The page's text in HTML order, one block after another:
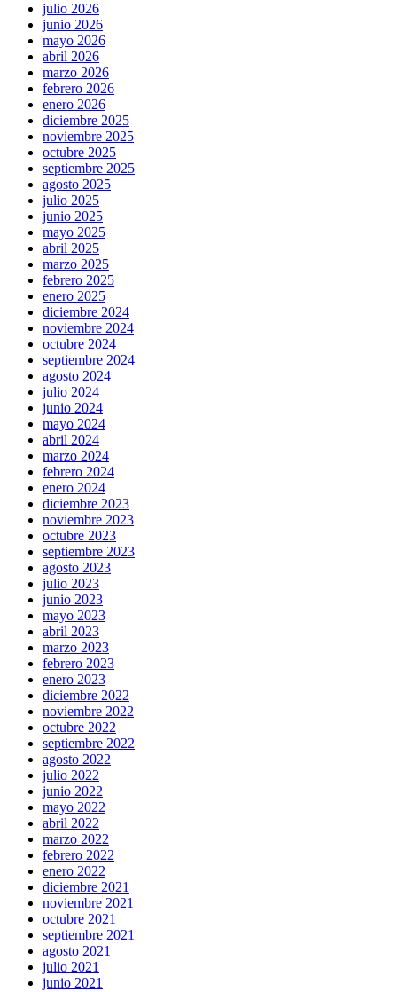
julio 2026
junio 2026
mayo 2026
abril 2026
marzo 2026
febrero 2026
enero 2026
diciembre 2025
noviembre 2025
octubre 2025
septiembre 2025
agosto 2025
julio 2025
junio 2025
mayo 2025
abril 2025
marzo 2025
febrero 2025
enero 2025
diciembre 2024
noviembre 2024
octubre 2024
septiembre 2024
agosto 2024
julio 2024
junio 2024
mayo 2024
abril 2024
marzo 2024
febrero 2024
enero 2024
diciembre 2023
noviembre 2023
octubre 2023
septiembre 2023
agosto 2023
julio 2023
junio 2023
mayo 2023
abril 2023
marzo 2023
febrero 2023
enero 2023
diciembre 2022
noviembre 2022
octubre 2022
septiembre 2022
agosto 2022
julio 2022
junio 2022
mayo 2022
abril 2022
marzo 2022
febrero 2022
enero 2022
diciembre 2021
noviembre 2021
octubre 2021
septiembre 2021
agosto 2021
julio 2021
junio 2021